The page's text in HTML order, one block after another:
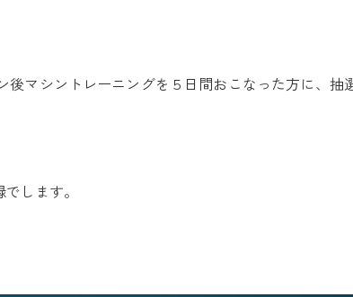
マシントレーニングを５日間おこなった方に、抽
します。